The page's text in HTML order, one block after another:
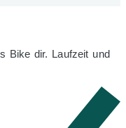
Bike dir. Laufzeit und